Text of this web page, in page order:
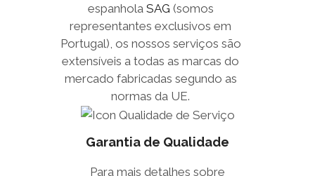
espanhola SAG (somos
representantes exclusivos em
Portugal), os nossos serviços são
extensíveis a todas as marcas do
mercado fabricadas segundo as
normas da UE.
Garantia de Qualidade
Para mais detalhes sobre